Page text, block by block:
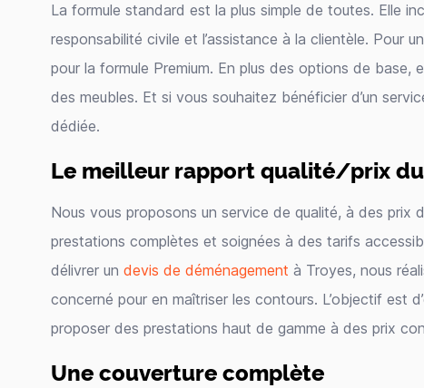
La formule standard est la plus simple de toutes. Elle
responsabilité civile et l’assistance à la clientèle. Pour
pour la formule Premium. En plus des options de base,
des meubles. Et si vous souhaitez bénéficier d’un
dédiée.
Le meilleur rapport qualité/prix
Nous vous proposons un service de qualité, à des
prestations complètes et soignées à des tarifs
délivrer un devis de déménagement à Troyes, nous
concerné pour en maîtriser les contours. L’objectif est
proposer des prestations haut de gamme à des prix
Une couverture complète